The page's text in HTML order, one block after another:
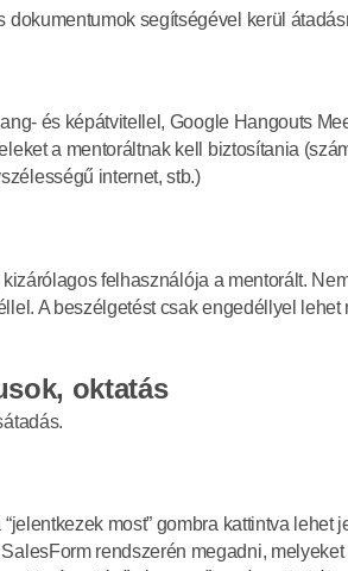
segítségével kerül
és képátvitellel, Google Hangouts
a mentoráltnak kell biztosítania
internet, stb.)
felhasználója a mentorált.
A beszélgetést csak engedéllyel lehet
oktatás
most” gombra kattintva lehet
rendszerén megadni, melyeket